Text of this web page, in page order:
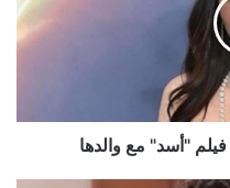
"أسد" مع والدها